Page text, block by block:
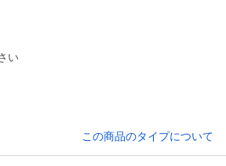
い
この商品のタイプについて